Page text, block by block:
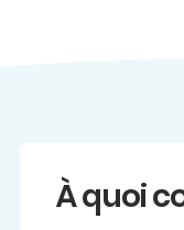
À quoi